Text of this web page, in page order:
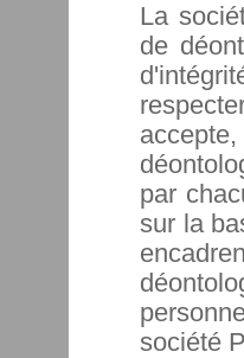
La
de
par
sur la
société